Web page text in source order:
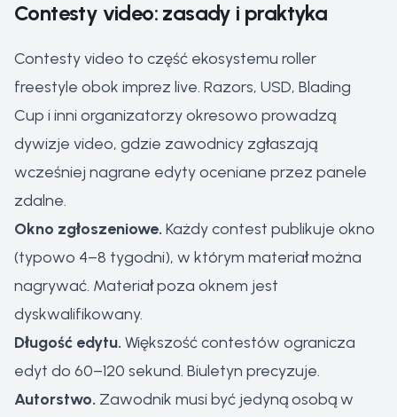
Contesty video: zasady i praktyka
Contesty video to część ekosystemu roller
freestyle obok imprez live. Razors, USD, Blading
Cup i inni organizatorzy okresowo prowadzą
dywizje video, gdzie zawodnicy zgłaszają
wcześniej nagrane edyty oceniane przez panele
zdalne.
Okno zgłoszeniowe. Każdy contest publikuje okno
(typowo 4–8 tygodni), w którym materiał można
nagrywać. Materiał poza oknem jest
dyskwalifikowany.
Długość edytu. Większość contestów ogranicza
edyt do 60–120 sekund. Biuletyn precyzuje.
Autorstwo. Zawodnik musi być jedyną osobą w